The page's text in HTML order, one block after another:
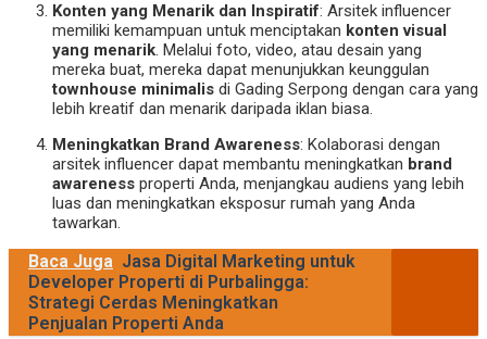
Konten yang Menarik dan Inspiratif: Arsitek influencer
memiliki kemampuan untuk menciptakan konten visual
yang menarik. Melalui foto, video, atau desain yang
mereka buat, mereka dapat menunjukkan keunggulan
townhouse minimalis di Gading Serpong dengan cara yang
lebih kreatif dan menarik daripada iklan biasa.
Meningkatkan Brand Awareness: Kolaborasi dengan
arsitek influencer dapat membantu meningkatkan brand
awareness properti Anda, menjangkau audiens yang lebih
luas dan meningkatkan eksposur rumah yang Anda
tawarkan.
Baca Juga Jasa Digital Marketing untuk
Developer Properti di Purbalingga:
Strategi Cerdas Meningkatkan
Penjualan Properti Anda